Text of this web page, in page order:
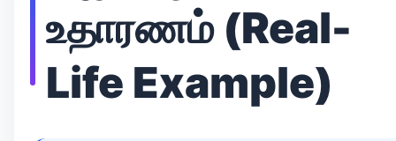
உதாரணம் (Real-
Life Example)